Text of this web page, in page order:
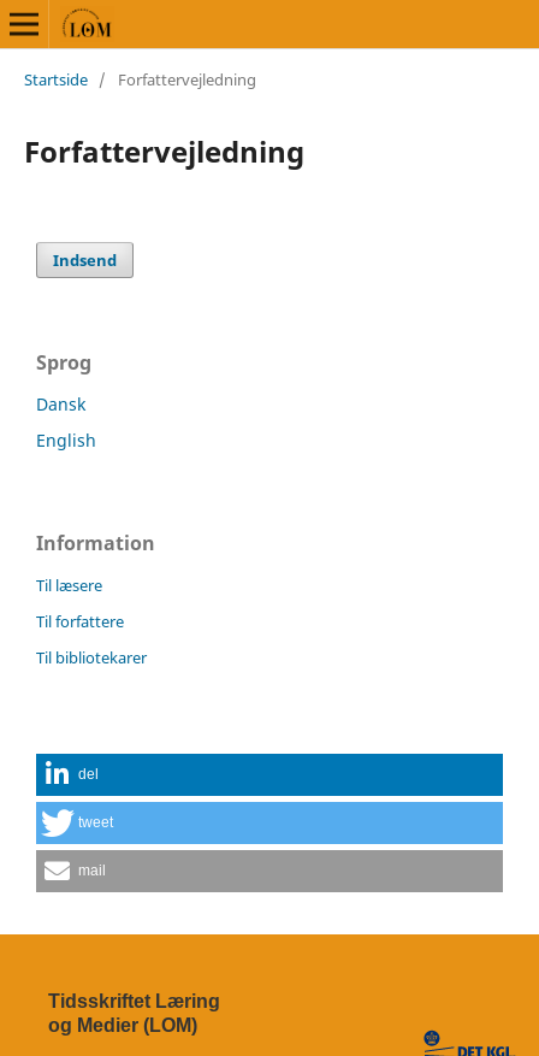
Startside / Forfattervejledning
Forfattervejledning
Indsend
Sprog
Dansk
English
Information
Til læsere
Til forfattere
Til bibliotekarer
del
tweet
mail
Tidsskriftet Læring
og Medier (LOM)